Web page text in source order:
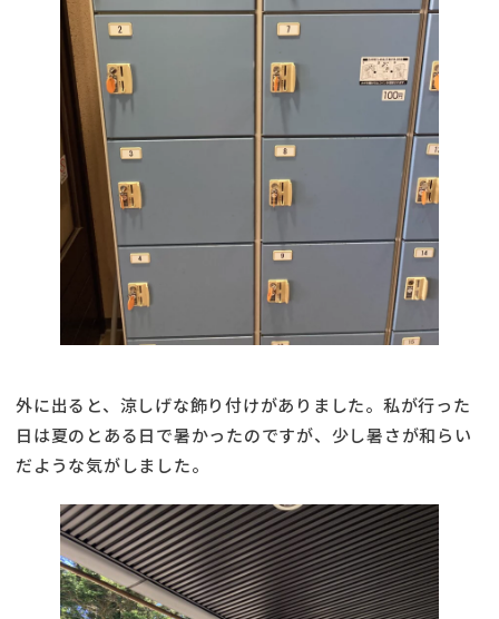
外に出ると、涼しげな飾り付けがありました。私が行った
日は夏のとある日で暑かったのですが、少し暑さが和らい
だような気がしました。